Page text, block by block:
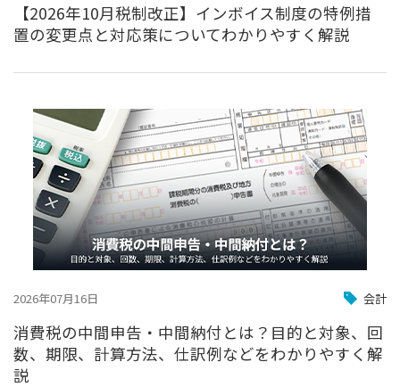
【2026年10月税制改正】インボイス制度の特例措
置の変更点と対応策についてわかりやすく解説
2026年07月16日 会計
消費税の中間申告・中間納付とは？目的と対象、回
数、期限、計算方法、仕訳例などをわかりやすく解
説